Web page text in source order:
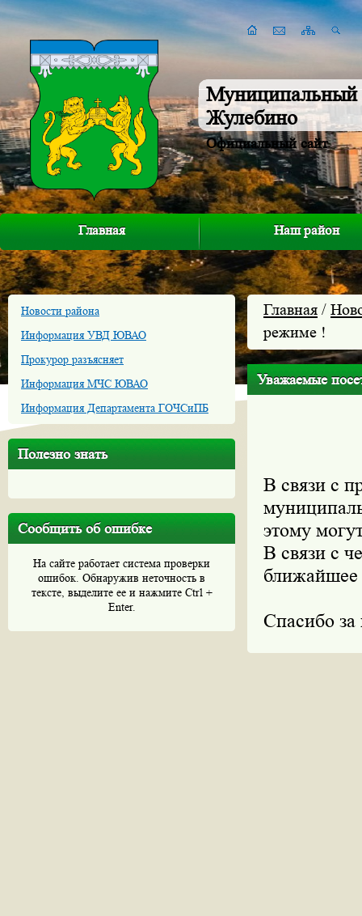
Муниципальный
Жулебино
Официальный сайт
Главная Наш район
Новости района
Информация УВД ЮВАО
Прокурор разъясняет
Информация МЧС ЮВАО
Информация Департамента ГОЧСиПБ
Полезно знать
Сообщить об ошибке
На сайте работает система проверки
ошибок. Обнаружив неточность в
тексте, выделите ее и нажмите Ctrl +
Enter.
Главная /
режиме !
Уважаемые
В связи с
этому
В связи с
ближайшее
Спасибо